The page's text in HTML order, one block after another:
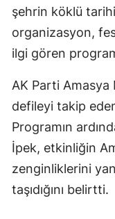
şehrin köklü
organizasyon,
ilgi gören
AK Parti Amasya
defileyi takip
Programın
İpek, etkinliğin
zenginliklerini
taşıdığını belirtti.